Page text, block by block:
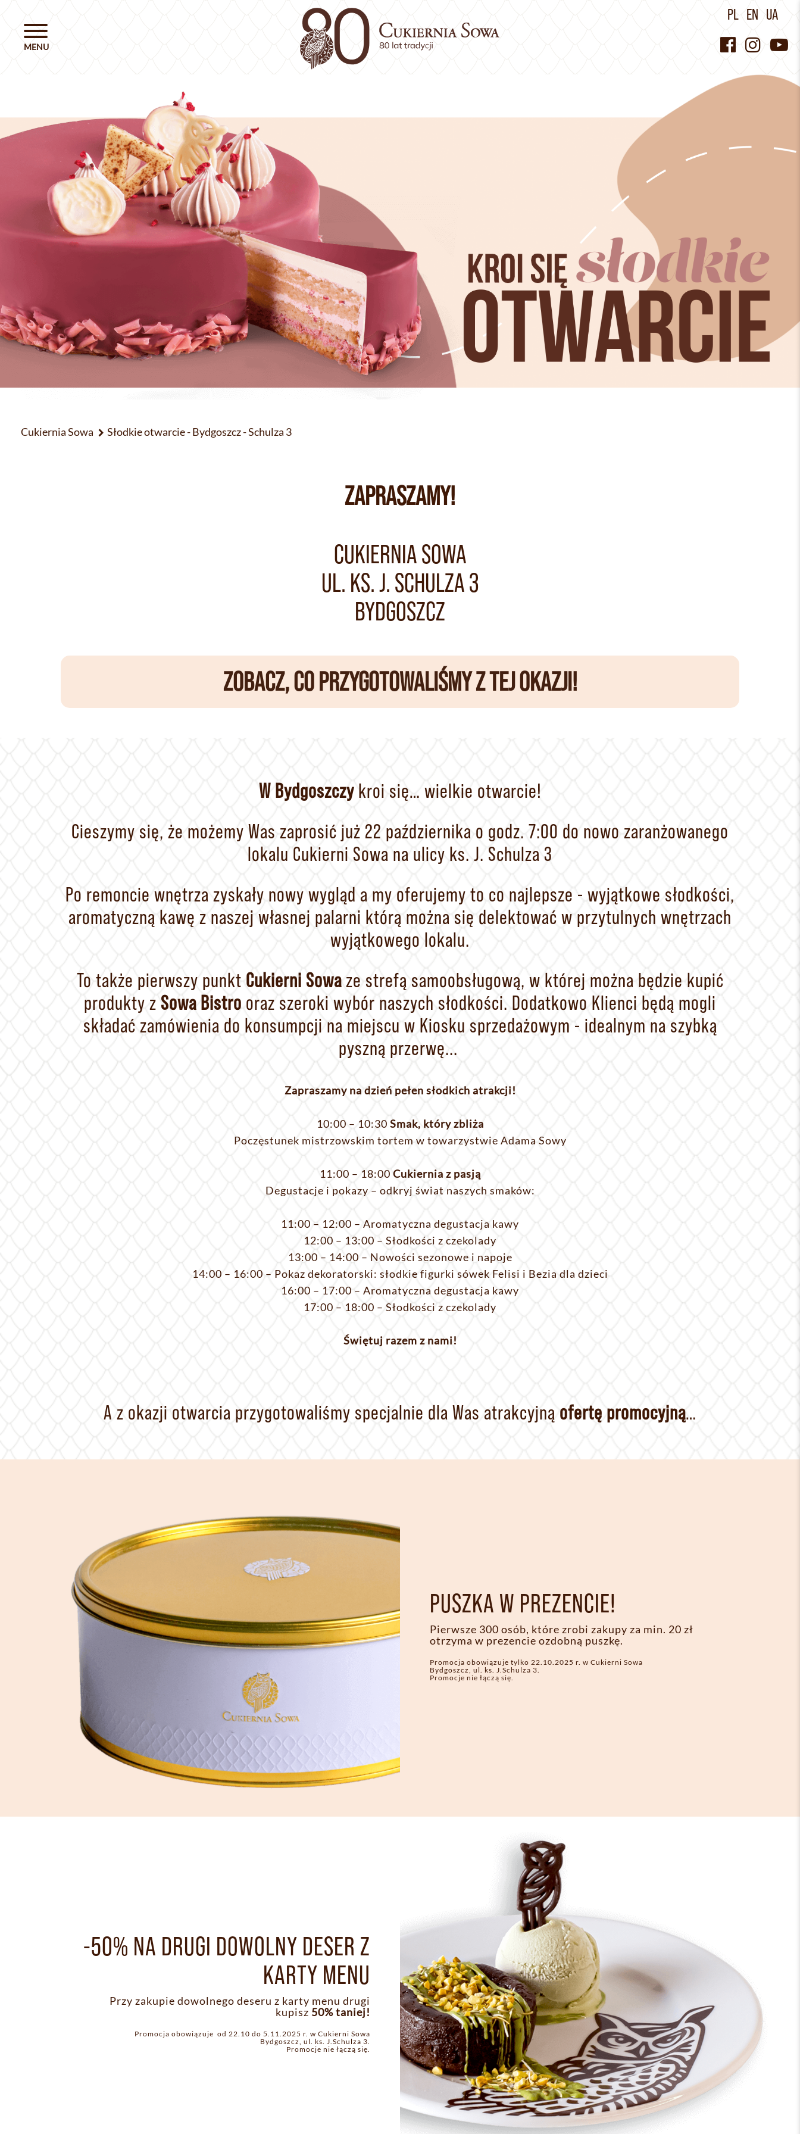
PL EN UA
Cukiernia Sowa Słodkie otwarcie - Bydgoszcz - Schulza 3
ZAPRASZAMY!
CUKIERNIA SOWA
UL. KS. J. SCHULZA 3
BYDGOSZCZ
ZOBACZ, CO PRZYGOTOWALIŚMY Z TEJ OKAZJI!
W Bydgoszczykroi się… wielkie otwarcie!
Cieszymy się, że możemy Was zaprosić już 22 października o godz. 7:00 do nowo zaranżowanego
lokalu Cukierni Sowa na ulicy ks. J. Schulza 3
Po remoncie wnętrza zyskały nowy wygląd a my oferujemy to co najlepsze - wyjątkowe słodkości,
aromatyczną kawę z naszej własnej palarni którą można się delektować w przytulnych wnętrzach
wyjątkowego lokalu.
To także pierwszy punkt Cukierni Sowaze strefą samoobsługową, w której można będzie kupić
produkty z Sowa Bistro oraz szeroki wybór naszych słodkości. Dodatkowo Klienci będą mogli
składać zamówienia do konsumpcji na miejscu w Kiosku sprzedażowym - idealnym na szybką
pyszną przerwę...
Zapraszamy na dzień pełen słodkich atrakcji!
10:00 – 10:30 Smak, który zbliża
Poczęstunek mistrzowskim tortem w towarzystwie Adama Sowy
11:00 – 18:00 Cukiernia z pasją
Degustacje i pokazy – odkryj świat naszych smaków:
11:00 – 12:00 – Aromatyczna degustacja kawy
12:00 – 13:00 – Słodkości z czekolady
13:00 – 14:00 – Nowości sezonowe i napoje
14:00 – 16:00 – Pokaz dekoratorski: słodkie figurki sówek Felisi i Bezia dla dzieci
16:00 – 17:00 – Aromatyczna degustacja kawy
17:00 – 18:00 – Słodkości z czekolady
Świętuj razem z nami!
A z okazji otwarcia przygotowaliśmy specjalnie dla Was atrakcyjną ofertę promocyjną…
PUSZKA W PREZENCIE!
Pierwsze 300 osób, które zrobi zakupy za min. 20 zł
otrzyma w prezencie ozdobną puszkę.
Promocja obowiązuje tylko 22.10.2025 r. w Cukierni Sowa
Bydgoszcz, ul. ks. J.Schulza 3.
Promocje nie łączą się.
-50% NA DRUGI DOWOLNY DESER Z
KARTY MENU
Przy zakupie dowolnego deseru z karty menu drugi
kupisz 50% taniej!
Promocja obowiązuje od 22.10 do 5.11.2025 r. w Cukierni Sowa
Bydgoszcz, ul. ks. J.Schulza 3.
Promocje nie łączą się.